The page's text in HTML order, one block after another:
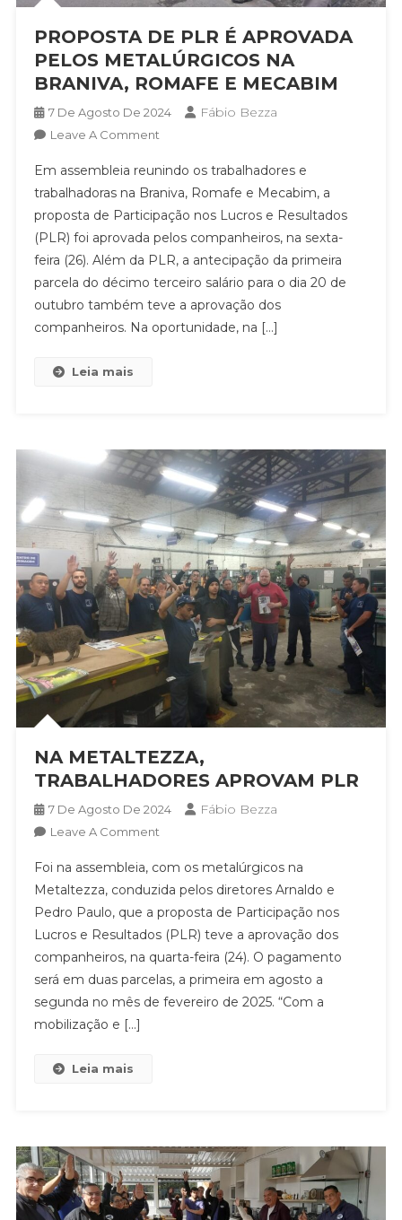
PROPOSTA DE PLR É APROVADA
PELOS METALÚRGICOS NA
BRANIVA, ROMAFE E MECABIM
7 De Agosto De 2024 Fábio Bezza
Leave A CommentOn
DE
PLR
É
APROVADA
PELOS
METALÚRGICOS
NA
BRANIVA,
Em assembleia reunindo os trabalhadores e
trabalhadoras na Braniva, Romafe e Mecabim, a
proposta de Participação nos Lucros e Resultados
(PLR) foi aprovada pelos companheiros, na sexta-
feira (26). Além da PLR, a antecipação da primeira
parcela do décimo terceiro salário para o dia 20 de
outubro também teve a aprovação dos
companheiros. Na oportunidade, na […]
Leia mais
NA METALTEZZA,
TRABALHADORES APROVAM PLR
7 De Agosto De 2024 Fábio Bezza
Leave A CommentOn
METALTEZZA,
TRABALHADORES
APROVAM
PLR
Foi na assembleia, com os metalúrgicos na
Metaltezza, conduzida pelos diretores Arnaldo e
Pedro Paulo, que a proposta de Participação nos
Lucros e Resultados (PLR) teve a aprovação dos
companheiros, na quarta-feira (24). O pagamento
será em duas parcelas, a primeira em agosto a
segunda no mês de fevereiro de 2025. “Com a
mobilização e […]
Leia mais